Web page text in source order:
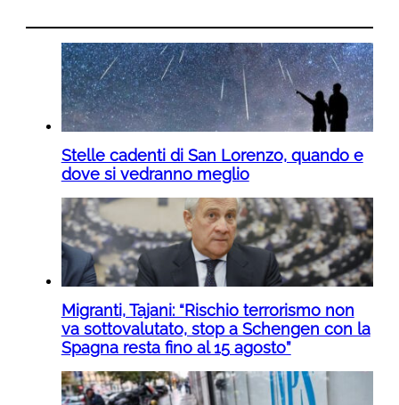
Stelle cadenti di San Lorenzo, quando e
dove si vedranno meglio
Migranti, Tajani: “Rischio terrorismo non
va sottovalutato, stop a Schengen con la
Spagna resta fino al 15 agosto”